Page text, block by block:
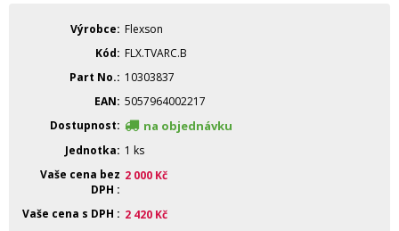
Výrobce
Flexson
Kód
FLX.TVARC.B
Part No.
10303837
EAN 5057964002217
Dostupnost
na objednávku
Jednotka
1 ks
Vaše cena bez
DPH
2 000 Kč
Vaše cena s DPH 2 420 Kč